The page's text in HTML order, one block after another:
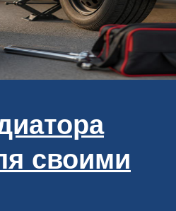
своими